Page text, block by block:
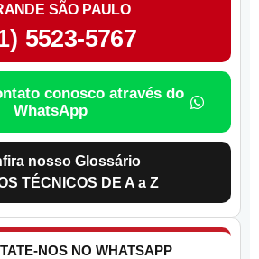
SÃO PAULO
5523-5767
conosco através do
WhatsApp
nosso Glossário
TÉCNICOS DE A a Z
NOS NO WHATSAPP